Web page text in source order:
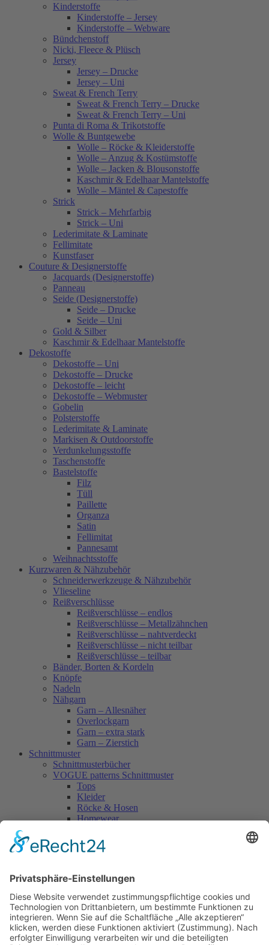
Kinderstoffe
Kinderstoffe – Jersey
Kinderstoffe – Webware
Bündchenstoff
Nicki, Fleece & Plüsch
Jersey
Jersey – Drucke
Jersey – Uni
Sweat & French Terry
Sweat & French Terry – Drucke
Sweat & French Terry – Uni
Punta di Roma & Trikotstoffe
Wolle & Buntgewebe
Wolle – Röcke & Kleiderstoffe
Wolle – Anzug & Kostümstoffe
Wolle – Jacken & Blousonstoffe
Kaschmir & Edelhaar Mantelstoffe
Wolle – Mäntel & Capestoffe
Strick
Strick – Mehrfarbig
Strick – Uni
Lederimitate & Laminate
Fellimitate
Kunstfaser
Couture & Designerstoffe
Jacquards (Designerstoffe)
Panneau
Seide (Designerstoffe)
Seide – Drucke
Seide – Uni
Gold & Silber
Kaschmir & Edelhaar Mantelstoffe
Dekostoffe
Dekostoffe – Uni
Dekostoffe – Drucke
Dekostoffe – leicht
Dekostoffe – Webmuster
Gobelin
Polsterstoffe
Lederimitate & Laminate
Markisen & Outdoorstoffe
Verdunkelungsstoffe
Taschenstoffe
Bastelstoffe
Filz
Tüll
Paillette
Organza
Satin
Fellimitat
Pannesamt
Weihnachtsstoffe
Kurzwaren & Nähzubehör
Schneiderwerkzeuge & Nähzubehör
Vlieseline
Reißverschlüsse
Reißverschlüsse – endlos
Reißverschlüsse – Metallzähnchen
Reißverschlüsse – nahtverdeckt
Reißverschlüsse – nicht teilbar
Reißverschlüsse – teilbar
Bänder, Borten & Kordeln
Knöpfe
Nadeln
Nähgarn
Garn – Allesnäher
Overlockgarn
Garn – extra stark
Garn – Zierstich
Schnittmuster
Schnittmusterbücher
VOGUE patterns Schnittmuster
Tops
Kleider
Röcke & Hosen
Homewear
Vogue Vintage
Herren
Accessoires
Einzelschnittmuster Burda
Tops
Kleider
Röcke & Hosen
Homewear
Jacken & Mäntel